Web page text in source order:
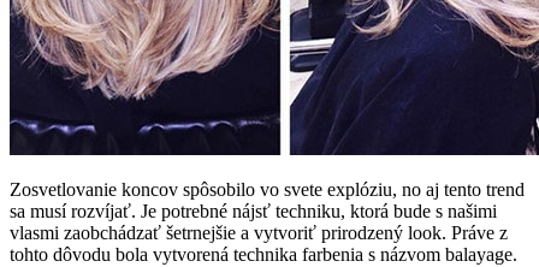
Zosvetlovanie koncov spôsobilo vo svete explóziu, no aj tento trend
sa musí rozvíjať. Je potrebné nájsť techniku, ktorá bude s našimi
vlasmi zaobchádzať šetrnejšie a vytvoriť prirodzený look. Práve z
tohto dôvodu bola vytvorená technika farbenia s názvom balayage.